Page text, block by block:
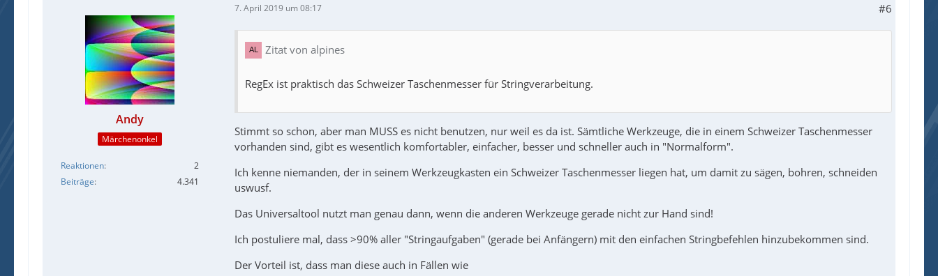
Andy
Märchenonkel
Reaktionen
2
Beiträge
4.341
7. April 2019 um 08:17 #6
Zitat von alpines
RegEx ist praktisch das Schweizer Taschenmesser für Stringverarbeitung.
Stimmt so schon, aber man MUSS es nicht benutzen, nur weil es da ist. Sämtliche Werkzeuge, die in einem Schweizer Taschenmesser
vorhanden sind, gibt es wesentlich komfortabler, einfacher, besser und schneller auch in "Normalform".
Ich kenne niemanden, der in seinem Werkzeugkasten ein Schweizer Taschenmesser liegen hat, um damit zu sägen, bohren, schneiden
uswusf.
Das Universaltool nutzt man genau dann, wenn die anderen Werkzeuge gerade nicht zur Hand sind!
Ich postuliere mal, dass >90% aller "Stringaufgaben" (gerade bei Anfängern) mit den einfachen Stringbefehlen hinzubekommen sind.
Der Vorteil ist, dass man diese auch in Fällen wie